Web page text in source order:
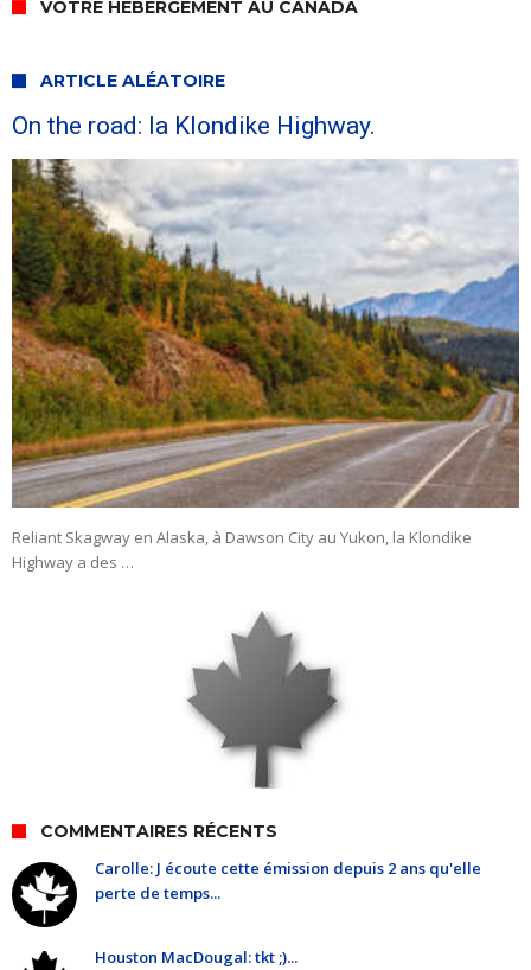
VOTRE HÉBERGEMENT AU CANADA
ARTICLE ALÉATOIRE
On the road: la Klondike Highway.
Reliant Skagway en Alaska, à Dawson City au Yukon, la Klondike
Highway a des …
COMMENTAIRES RÉCENTS
Carolle: J écoute cette émission depuis 2 ans qu'elle
perte de temps...
Houston MacDougal: tkt ;)...